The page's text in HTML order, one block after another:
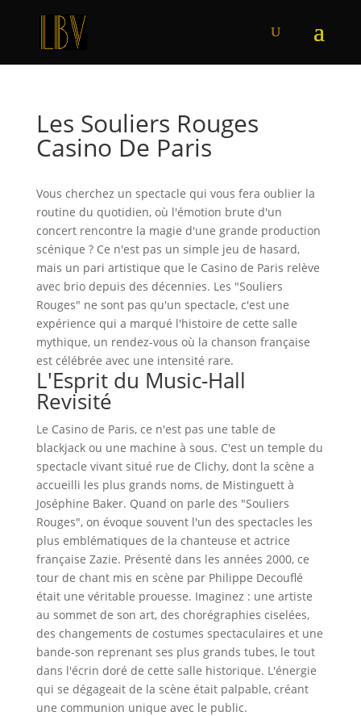
Les Souliers Rouges
Casino De Paris
Vous cherchez un spectacle qui vous fera oublier la
routine du quotidien, où l'émotion brute d'un
concert rencontre la magie d'une grande production
scénique ? Ce n'est pas un simple jeu de hasard,
mais un pari artistique que le Casino de Paris relève
avec brio depuis des décennies. Les "Souliers
Rouges" ne sont pas qu'un spectacle, c'est une
expérience qui a marqué l'histoire de cette salle
mythique, un rendez-vous où la chanson française
est célébrée avec une intensité rare.
L'Esprit du Music-Hall
Revisité
Le Casino de Paris, ce n'est pas une table de
blackjack ou une machine à sous. C'est un temple du
spectacle vivant situé rue de Clichy, dont la scène a
accueilli les plus grands noms, de Mistinguett à
Joséphine Baker. Quand on parle des "Souliers
Rouges", on évoque souvent l'un des spectacles les
plus emblématiques de la chanteuse et actrice
française Zazie. Présenté dans les années 2000, ce
tour de chant mis en scène par Philippe Decouflé
était une véritable prouesse. Imaginez : une artiste
au sommet de son art, des chorégraphies ciselées,
des changements de costumes spectaculaires et une
bande-son reprenant ses plus grands tubes, le tout
dans l'écrin doré de cette salle historique. L'énergie
qui se dégageait de la scène était palpable, créant
une communion unique avec le public.